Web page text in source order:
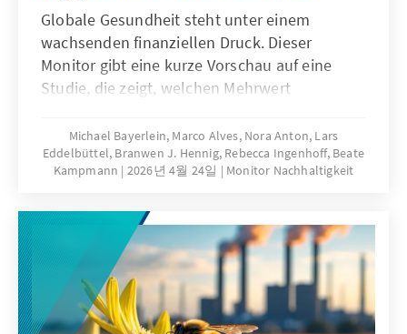
Globale Gesundheit steht unter einem
wachsenden finanziellen Druck. Dieser
Monitor gibt eine kurze Vorschau auf eine
Studie, die zeigt, welchen Mehrwert
weit über rein humanitäre Effekte hinaus. Sie
tragen zur Krisenprävention, wirtschaftlichen
Stabilität, Innovationskraft und zur Stärkung
Analyse belegt, dass Deutschlands
Engagement nicht nur globale
Gesundheitssysteme stärkt, sondern zugleich
messbare wirtschaftliche und strategische
Vorteile für Deutschland selbst erzeugt.
Michael Bayerlein, Marco Alves, Nora Anton, Lars
Eddelbüttel, Branwen J. Hennig, Rebecca Ingenhoff, Beate
Kampmann
2026년 4월 24일 Monitor Nachhaltigkeit